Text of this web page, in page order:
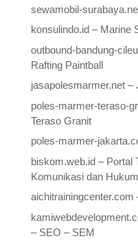
sewamobil-
konsulindo.id – Marine
outbound-bandung-
Rafting Paintball
jasapolesmarmer.net
poles-marmer-teraso-
Teraso Granit
poles-marmer-
biskom.web.id – Portal
Komunikasi dan Hukum
– SEO – SEM